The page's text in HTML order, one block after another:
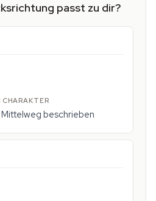
passt zu dir?
beschrieben